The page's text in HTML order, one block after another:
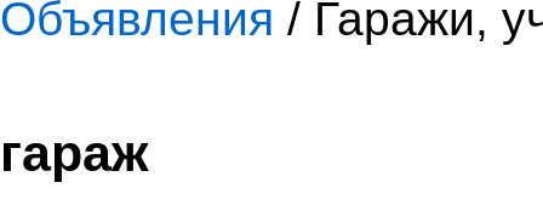
Объявления / Гаражи,
гараж